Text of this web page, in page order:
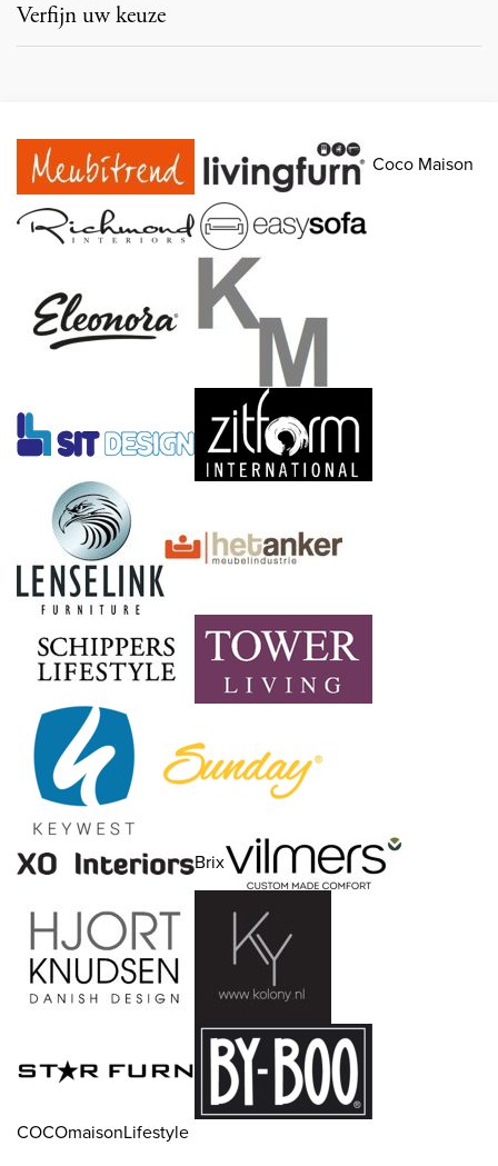
Verfijn uw keuze
Coco Maison
Brix
COCOmaisonLifestyle